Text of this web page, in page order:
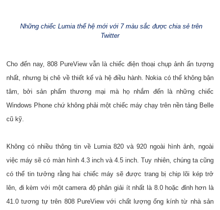
Những chiếc Lumia thế hệ mới với 7 màu sắc được chia sẻ trên
Twitter
Cho đến nay, 808 PureView vẫn là chiếc điện thoại chụp ảnh ấn tượng
nhất, nhưng bị chê về thiết kế và hệ điều hành. Nokia có thể không bận
tâm, bởi sản phẩm thương mại mà họ nhắm đến là những chiếc
Windows Phone chứ không phải một chiếc máy chạy trên nền tảng Belle
cũ kỹ.
Không có nhiều thông tin về Lumia 820 và 920 ngoài hình ảnh, ngoài
việc máy sẽ có màn hình 4.3 inch và 4.5 inch. Tuy nhiên, chúng ta cũng
có thể tin tưởng rằng hai chiếc máy sẽ được trang bị chip lõi kép trở
lên, đi kèm với một camera độ phân giải ít nhất là 8.0 hoặc đỉnh hơn là
41.0 tương tự trên 808 PureView với chất lượng ống kính từ nhà sản